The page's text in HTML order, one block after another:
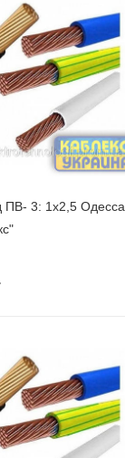
ПВ- 3: 1х2,5 Одесса